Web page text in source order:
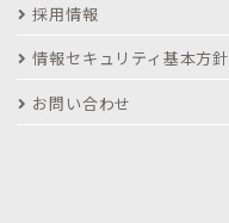
採用情報
情報セキュリティ基本方針
お問い合わせ